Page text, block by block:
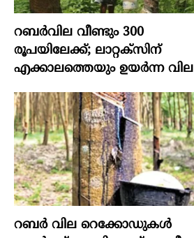
റബർവില വീണ്ടും 300
രൂപയിലേക്ക്; ലാറ്റക്സിന്
എക്കാലത്തെയും ഉയർന്ന വില
റബര്‍ വില റെക്കോഡുകള്‍